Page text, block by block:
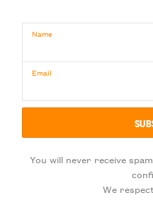
Name
Email
You will never receive
We